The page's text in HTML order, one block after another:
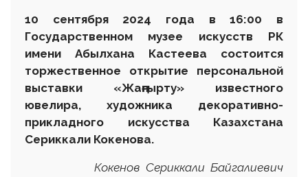
10 сентября 2024 года в 16:00 в
Государственном музее искусств РК
имени Абылхана Кастеева состоится
торжественное открытие персональной
выставки «Жаңғырту» известного
ювелира, художника декоративно-
прикладного искусства Казахстана
Сериккали Кокенова.
Кокенов Сериккали Байгалиевич